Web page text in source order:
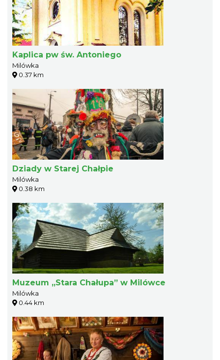
Kaplica pw św. Antoniego
Milówka
0.37 km
Dziady w Starej Chałpie
Milówka
0.38 km
Muzeum „Stara Chałupa” w Milówce
Milówka
0.44 km